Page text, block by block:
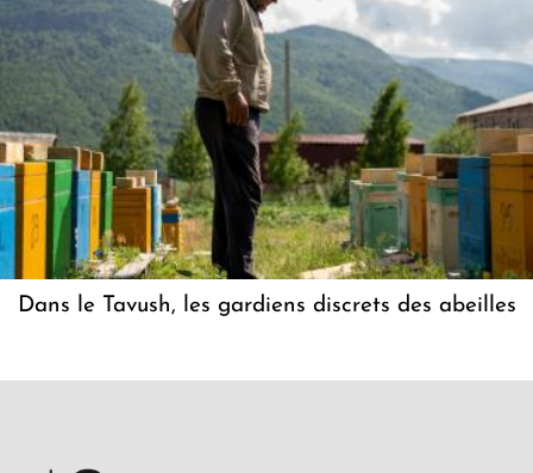
Dans le Tavush, les gardiens discrets des abeilles